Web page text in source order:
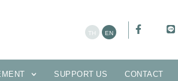
SUPPORT US CONTACT